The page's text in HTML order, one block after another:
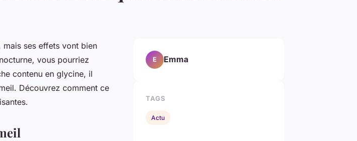
ses effets vont bien
vous pourriez
contenu en glycine, il
Découvrez comment ce
E Emma
TAGS
Actu